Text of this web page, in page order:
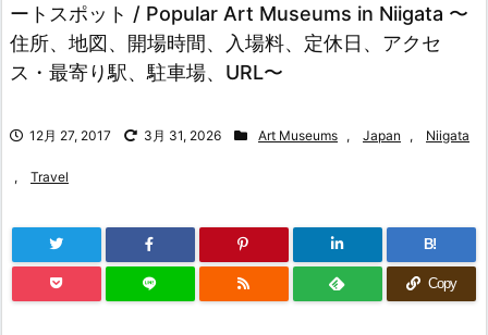
ートスポット / Popular Art Museums in Niigata 〜
住所、地図、開場時間、入場料、定休日、アクセ
ス・最寄り駅、駐車場、URL〜
12月 27, 2017 3月 31, 2026 Art Museums , Japan , Niigata
, Travel
B!
Copy